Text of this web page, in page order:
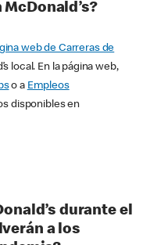
web de Carreras de
local. En la página web,
o a Empleos
disponibles en
durante el
a los